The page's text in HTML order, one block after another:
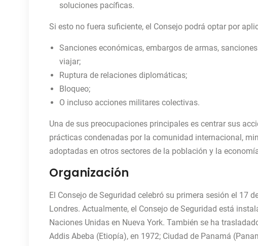
soluciones pacíficas.
Si esto no fuera suficiente, el Consejo podrá optar por
Sanciones económicas, embargos de armas,
viajar;
Ruptura de relaciones diplomáticas;
Bloqueo;
O incluso acciones militares colectivas.
Una de sus preocupaciones principales es centrar sus
prácticas condenadas por la comunidad internacional,
adoptadas en otros sectores de la población y la
Organización
El Consejo de Seguridad celebró su primera sesión el 17
Londres. Actualmente, el Consejo de Seguridad está
Naciones Unidas en Nueva York. También se ha
Addis Abeba (Etiopía), en 1972; Ciudad de Panamá